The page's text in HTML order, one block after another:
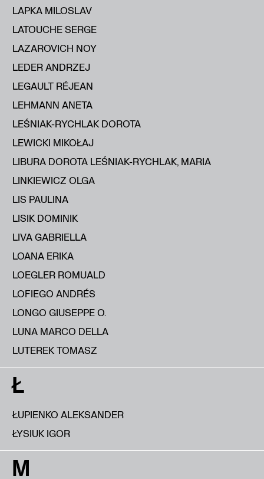
LAPKA MILOSLAV
LATOUCHE SERGE
LAZAROVICH NOY
LEDER ANDRZEJ
LEGAULT RÉJEAN
LEHMANN ANETA
LEŚNIAK-RYCHLAK DOROTA
LEWICKI MIKOŁAJ
LIBURA DOROTA LEŚNIAK-RYCHLAK, MARIA
LINKIEWICZ OLGA
LIS PAULINA
LISIK DOMINIK
LIVA GABRIELLA
LOANA ERIKA
LOEGLER ROMUALD
LOFIEGO ANDRÉS
LONGO GIUSEPPE O.
LUNA MARCO DELLA
LUTEREK TOMASZ
Ł
ŁUPIENKO ALEKSANDER
ŁYSIUK IGOR
M